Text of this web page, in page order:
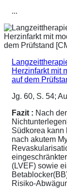
...
Herzinfarkt mit
auf dem
Jg. 60, S. 54;
Fazit : Nach
Südkorea kann
nach akutem
(LVEF) sowie
Risiko-